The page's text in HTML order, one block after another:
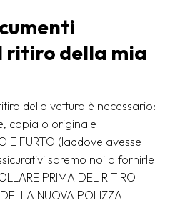
ritiro della mia
della vettura è necessario:
copia o originale
E FURTO (laddove avesse
saremo noi a fornirle
PRIMA DEL RITIRO
NUOVA POLIZZA